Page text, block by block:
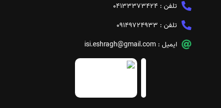
تلفن : 04133373424
تلفن : 09149724933
ایمیل : isi.eshragh@gmail.com